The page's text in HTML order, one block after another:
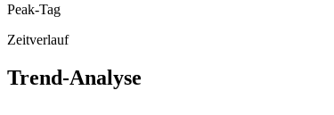
Peak-Tag
Zeitverlauf
Trend-Analyse